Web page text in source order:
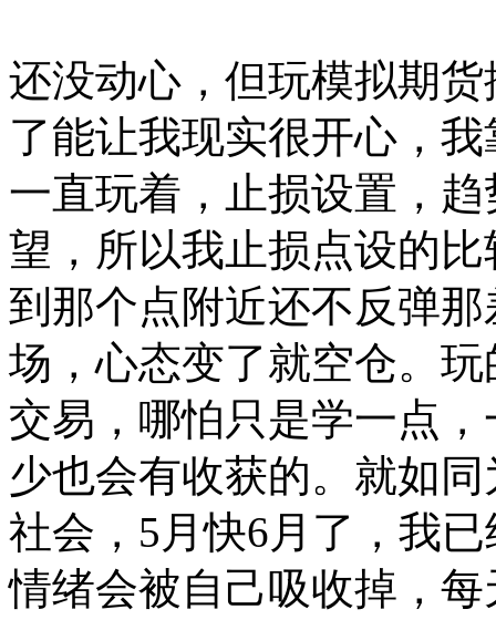
还没动心，但玩模拟期
了能让我现实很开心，
一直玩着，止损设置，
望，所以我止损点设的
到那个点附近还不反弹
场，心态变了就空仓。
交易，哪怕只是学一点
少也会有收获的。就如
社会，5月快6月了，我
情绪会被自己吸收掉，